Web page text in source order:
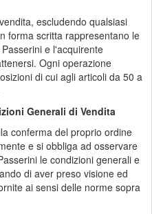
escludendo qualsiasi
forma scritta rappresentano le
e l'acquirente
Ogni operazione
di cui agli articoli da 50 a
Generali di Vendita
conferma del proprio ordine
e si obbliga ad osservare
le condizioni generali e
di aver preso visione ed
ai sensi delle norme sopra